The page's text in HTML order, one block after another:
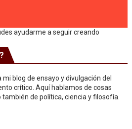
ayudarme a seguir creando
mi blog de ensayo y divulgación del
crítico. Aquí hablamos de cosas
de política, ciencia y filosofía.